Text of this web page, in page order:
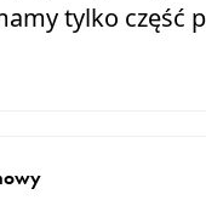
tylko część